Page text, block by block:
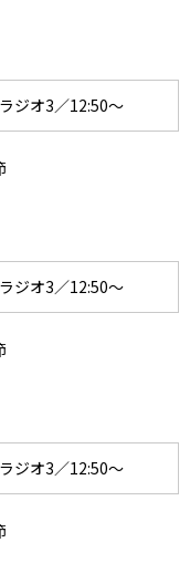
ジオ3／12:50～
ジオ3／12:50～
ジオ3／12:50～